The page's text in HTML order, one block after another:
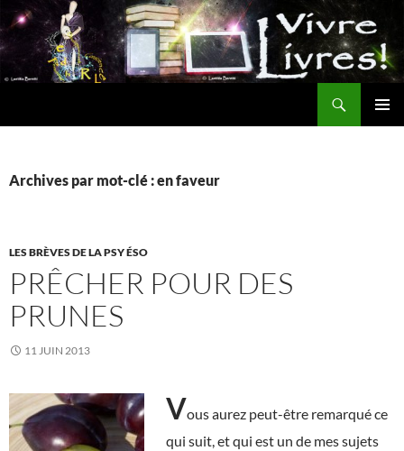
Aller
au
contenu
Archives par mot-clé : en faveur
LES BRÈVES DE LA PSY ÉSO
PRÊCHER POUR DES
PRUNES
11 JUIN 2013
Vous aurez peut-être remarqué ce
qui suit, et qui est un de mes sujets